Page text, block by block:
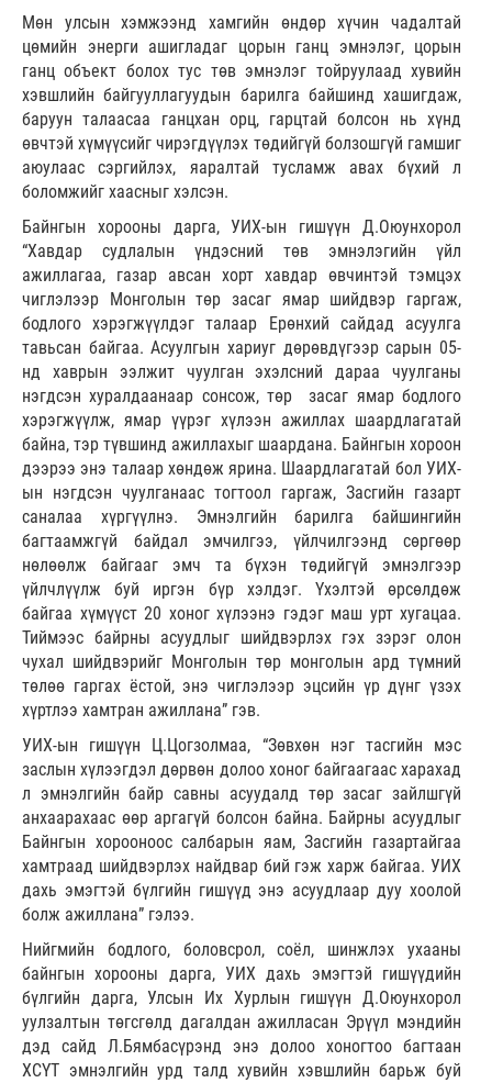
Мөн улсын хэмжээнд хамгийн өндөр хүчин чадалтай
цөмийн энерги ашигладаг цорын ганц эмнэлэг, цорын
ганц объект болох тус төв эмнэлэг тойруулаад хувийн
хэвшлийн байгууллагуудын барилга байшинд хашигдаж,
баруун талаасаа ганцхан орц, гарцтай болсон нь хүнд
өвчтэй хүмүүсийг чирэгдүүлэх төдийгүй болзошгүй гамшиг
аюулаас сэргийлэх, яаралтай тусламж авах бүхий л
боломжийг хаасныг хэлсэн.
Байнгын хорооны дарга, УИХ-ын гишүүн Д.Оюунхорол
“Хавдар судлалын үндэсний төв эмнэлэгийн үйл
ажиллагаа, газар авсан хорт хавдар өвчинтэй тэмцэх
чиглэлээр Монголын төр засаг ямар шийдвэр гаргаж,
бодлого хэрэгжүүлдэг талаар Ерөнхий сайдад асуулга
тавьсан байгаа. Асуулгын хариуг дөрөвдүгээр сарын 05-
нд хаврын ээлжит чуулган эхэлсний дараа чуулганы
нэгдсэн хуралдаанаар сонсож, төр засаг ямар бодлого
хэрэгжүүлж, ямар үүрэг хүлээн ажиллах шаардлагатай
байна, тэр түвшинд ажиллахыг шаардана. Байнгын хороон
дээрээ энэ талаар хөндөж ярина. Шаардлагатай бол УИХ-
ын нэгдсэн чуулганаас тогтоол гаргаж, Засгийн газарт
саналаа хүргүүлнэ. Эмнэлгийн барилга байшингийн
багтаамжгүй байдал эмчилгээ, үйлчилгээнд сөргөөр
нөлөөлж байгааг эмч та бүхэн төдийгүй эмнэлгээр
үйлчлүүлж буй иргэн бүр хэлдэг. Үхэлтэй өрсөлдөж
байгаа хүмүүст 20 хоног хүлээнэ гэдэг маш урт хугацаа.
Тиймээс байрны асуудлыг шийдвэрлэх гэх зэрэг олон
чухал шийдвэрийг Монголын төр монголын ард түмний
төлөө гаргах ёстой, энэ чиглэлээр эцсийн үр дүнг үзэх
хүртлээ хамтран ажиллана” гэв.
УИХ-ын гишүүн Ц.Цогзолмаа, “Зөвхөн нэг тасгийн мэс
заслын хүлээгдэл дөрвөн долоо хоног байгаагаас харахад
л эмнэлгийн байр савны асуудалд төр засаг зайлшгүй
анхаарахаас өөр аргагүй болсон байна. Байрны асуудлыг
Байнгын хорооноос салбарын яам, Засгийн газартайгаа
хамтраад шийдвэрлэх найдвар бий гэж харж байгаа. УИХ
дахь эмэгтэй бүлгийн гишүүд энэ асуудлаар дуу хоолой
болж ажиллана” гэлээ.
Нийгмийн бодлого, боловсрол, соёл, шинжлэх ухааны
байнгын хорооны дарга, УИХ дахь эмэгтэй гишүүдийн
бүлгийн дарга, Улсын Их Хурлын гишүүн Д.Оюунхорол
уулзалтын төгсгөлд дагалдан ажилласан Эрүүл мэндийн
дэд сайд Л.Бямбасүрэнд энэ долоо хоногтоо багтаан
ХСҮТ эмнэлгийн урд талд хувийн хэвшлийн барьж буй